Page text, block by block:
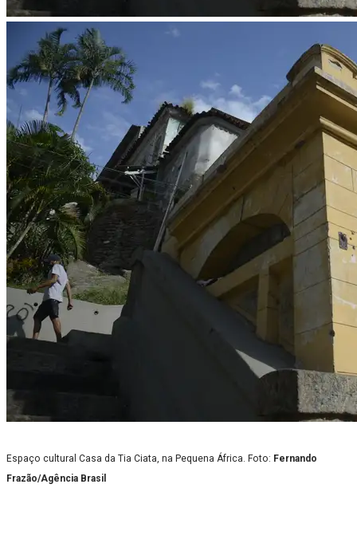
Espaço cultural Casa da Tia Ciata, na Pequena África. Foto: Fernando
Frazão/Agência Brasil